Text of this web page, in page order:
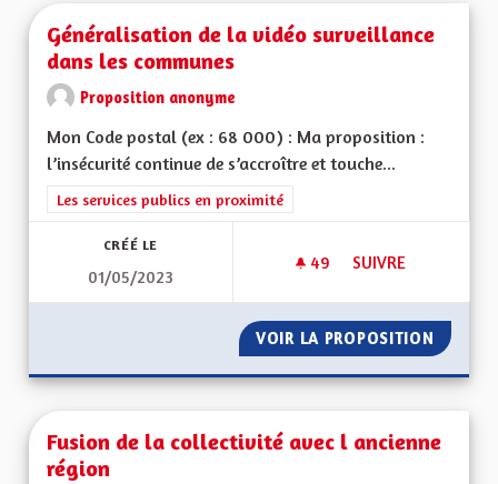
Généralisation de la vidéo surveillance
dans les communes
Proposition anonyme
Mon Code postal (ex : 68 000) : Ma proposition :
l’insécurité continue de s’accroître et touche...
Filtrer les résultats de la catégorie : Les services publics en
Les services publics en proximité
CRÉÉ LE
01/05/2023
49 49 ABONNÉS
SUIVRE
VOIR LA PROPOSITION
Fusion de la collectivité avec l ancienne
région